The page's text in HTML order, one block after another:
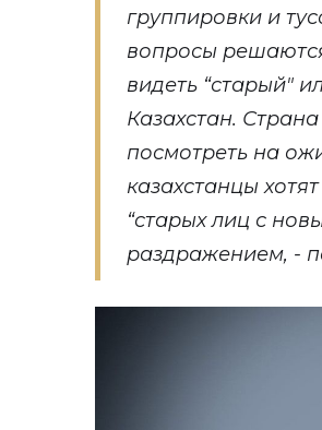
группировки и
вопросы
видеть “старый"
Казахстан.
посмотреть на
казахстанцы
“старых лиц с
раздражением, -